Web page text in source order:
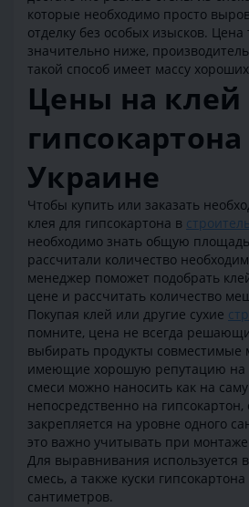
которые необходимо просто
отделку без особых изысков. Цена
значительно ниже,
такой способ имеет массу
Цены на клей
гипсокартона
Украине
Чтобы купить или заказать
клея для гипсокартона в
необходимо знать общую
рассчитали количество
менеджер поможет подобрать
цене и рассчитать количество
Покупая клей или другие сухие
помните, цена не всегда
выбирать продукты совместимые
имеющие хорошую репутацию на
смеси можно наносить как на
непосредственно на гипсокартон,
закрепляется на уровне одного
это важно учитывать при
Для выравнивания используется
смесь, а также куски
сантиметров.